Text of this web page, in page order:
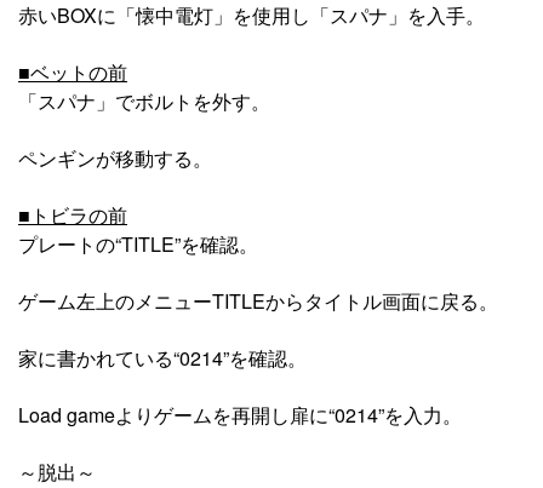
赤いBOXに「懐中電灯」を使用し「スパナ」を入手。
■ベットの前
「スパナ」でボルトを外す。
ペンギンが移動する。
■トビラの前
プレートの“TITLE”を確認。
ゲーム左上のメニューTITLEからタイトル画面に戻る。
家に書かれている“0214”を確認。
Load gameよりゲームを再開し扉に“0214”を入力。
～脱出～